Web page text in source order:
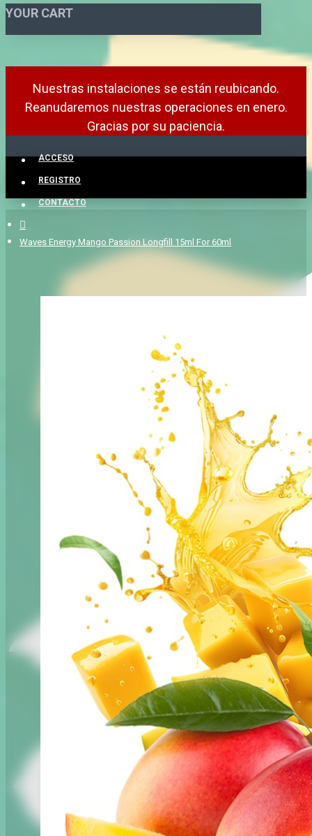
YOUR CART
Nuestras instalaciones se están reubicando.
Reanudaremos nuestras operaciones en enero.
Gracias por su paciencia.
ACCESO
REGISTRO
CONTACTO
Waves Energy Mango Passion Longfill 15ml For 60ml